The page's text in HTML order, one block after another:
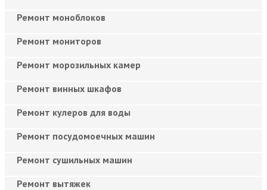
Ремонт моноблоков
Ремонт мониторов
Ремонт морозильных камер
Ремонт винных шкафов
Ремонт кулеров для воды
Ремонт посудомоечных машин
Ремонт сушильных машин
Ремонт вытяжек